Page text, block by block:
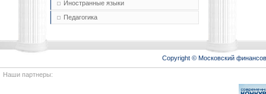
Иностранные языки
Педагогика
Copyright © Московский
Наши партнеры: